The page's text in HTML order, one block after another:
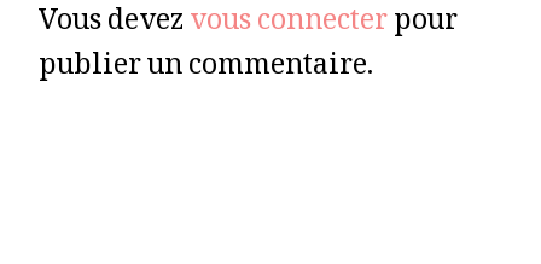
Vous devezvous connecterpour
publier un commentaire.